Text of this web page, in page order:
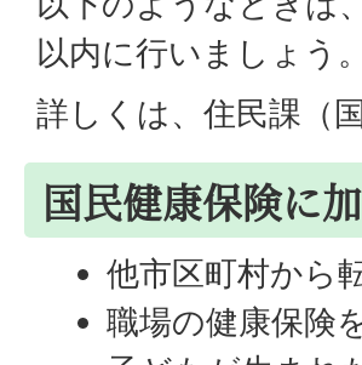
以内に行いましょう。
詳しくは、住民課（
国民健康保険に
他市区町村から
職場の健康保険